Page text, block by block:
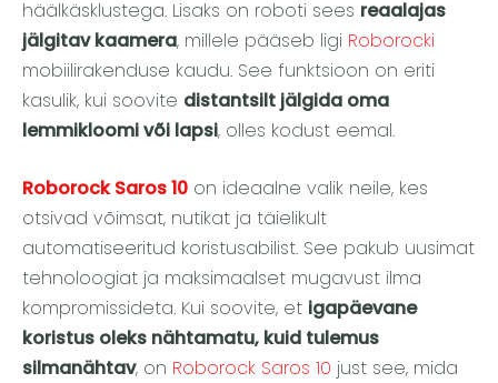
häälkäsklustega. Lisaks on roboti sees reaalajas
jälgitav kaamera, millele pääseb ligi Roborocki
mobiilirakenduse kaudu. See funktsioon on eriti
kasulik, kui soovite distantsilt jälgida oma
lemmikloomi või lapsi, olles kodust eemal.
Roborock Saros 10 on ideaalne valik neile, kes
otsivad võimsat, nutikat ja täielikult
automatiseeritud koristusabilist. See pakub uusimat
tehnoloogiat ja maksimaalset mugavust ilma
kompromissideta. Kui soovite, et igapäevane
koristus oleks nähtamatu, kuid tulemus
silmanähtav, on Roborock Saros 10 just see, mida